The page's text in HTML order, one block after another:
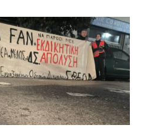
continua con una
grande vittoria!
(Atene, Grecia)